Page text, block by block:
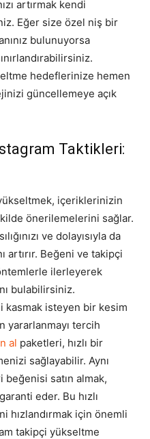
artırmak kendi
Eğer size özel niş bir
bulunuyorsa
hedeflerinize hemen
güncellemeye açık
Taktikleri:
yükseltmek, içeriklerinizin
önerilemelerini sağlar.
ve dolayısıyla da
artırır. Beğeni ve takipçi
ilerleyerek
bulabilirsiniz.
kasmak isteyen bir kesim
yararlanmayı tercih
al paketleri, hızlı bir
sağlayabilir. Aynı
beğenisi satın almak,
eder. Bu hızlı
hızlandırmak için önemli
takipçi yükseltme